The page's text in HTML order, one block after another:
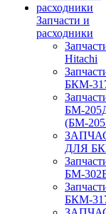
Запчасти и
расходники
Hitachi
БКМ-
БМ-
(БМ-
ДЛЯ
БМ-
БКМ-